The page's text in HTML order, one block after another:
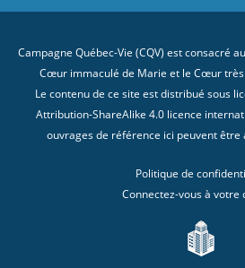
Campagne Québec-Vie (CQV) est consacré
Cœur immaculé de Marie et le Cœur très
Le contenu de ce site est distribué sous
Attribution-ShareAlike 4.0 licence
ouvrages de référence ici peuvent être
Politique de
Connectez-vous à votre